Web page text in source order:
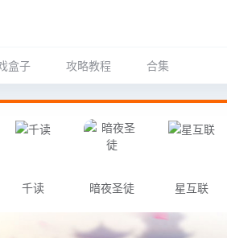
盒子 攻略教程 合集
千读 暗夜圣徒 星互联